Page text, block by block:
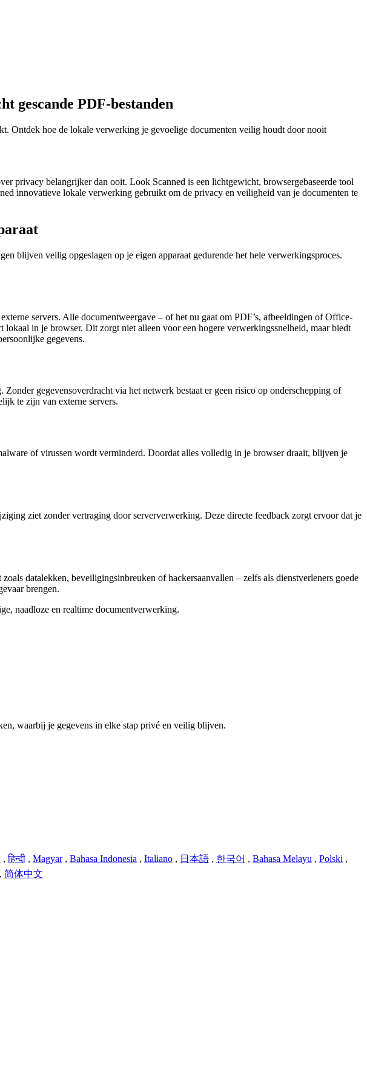
gescande PDF-bestanden
Ontdek hoe de lokale verwerking je gevoelige documenten veilig houdt door nooit
privacy belangrijker dan ooit. Look Scanned is een lichtgewicht, browsergebaseerde tool
innovatieve lokale verwerking gebruikt om de privacy en veiligheid van je documenten te
blijven veilig opgeslagen op je eigen apparaat gedurende het hele verwerkingsproces.
servers. Alle documentweergave – of het nu gaat om PDF’s, afbeeldingen of Office-
in je browser. Dit zorgt niet alleen voor een hogere verwerkingssnelheid, maar biedt
gegevens.
gegevensoverdracht via het netwerk bestaat er geen risico op onderschepping of
te zijn van externe servers.
of virussen wordt verminderd. Doordat alles volledig in je browser draait, blijven je
ziet zonder vertraging door serververwerking. Deze directe feedback zorgt ervoor dat je
datalekken, beveiligingsinbreuken of hackersaanvallen – zelfs als dienstverleners goede
brengen.
naadloze en realtime documentverwerking.
waarbij je gegevens in elke stap privé en veilig blijven.
,हिन्दी , Magyar , Bahasa Indonesia , Italiano , 日本語 , 한국어 , Bahasa Melayu , Polski ,
, 简体中文